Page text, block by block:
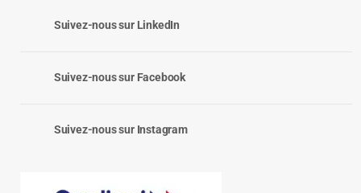
Suivez-nous sur LinkedIn
Suivez-nous sur Facebook
Suivez-nous sur Instagram